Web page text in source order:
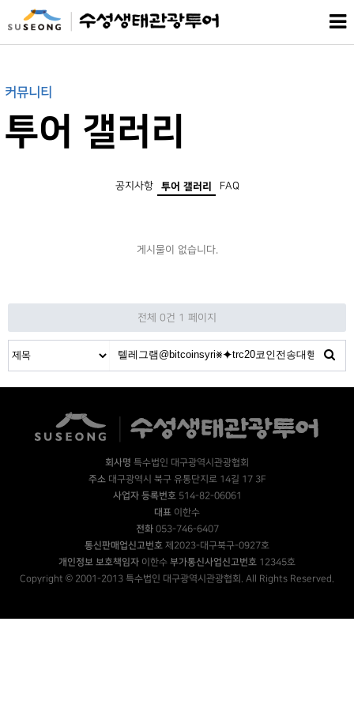
커뮤니티
투어 갤러리
공지사항 투어 갤러리 FAQ
게시물이 없습니다.
전체 0건 1 페이지
회사명 특수법인 대구광역시관광협회
주소대구광역시 북구 유통단지로 14길 17 3F
사업자 등록번호514-82-06061
대표 이한수
전화053-746-6407
통신판매업신고번호 제2023-대구북구-0927호
개인정보 보호책임자 이한수 부가통신사업신고번호 12345호
Copyright © 2001-2013 특수법인 대구광역시관광협회. All Rights Reserved.